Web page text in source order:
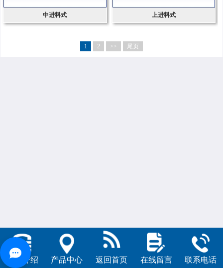
中进料式 上进料式
1 2 >> 尾页
公司介绍 产品中心 返回首页 在线留言 联系电话